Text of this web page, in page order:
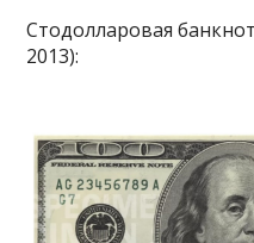
Стодолларовая
2013):